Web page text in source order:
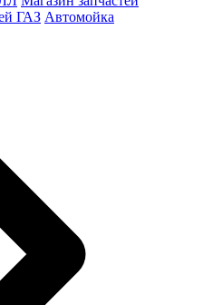
ГАЗ Автомойка